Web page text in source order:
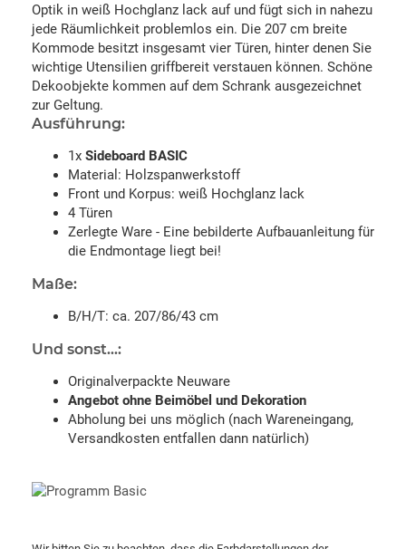
Optik in weiß Hochglanz lack auf und fügt sich in nahezu
jede Räumlichkeit problemlos ein. Die 207 cm breite
Kommode besitzt insgesamt vier Türen, hinter denen Sie
wichtige Utensilien griffbereit verstauen können. Schöne
Dekoobjekte kommen auf dem Schrank ausgezeichnet
zur Geltung.
Ausführung:
1x Sideboard BASIC
Material: Holzspanwerkstoff
Front und Korpus: weiß Hochglanz lack
4 Türen
Zerlegte Ware - Eine bebilderte Aufbauanleitung für
die Endmontage liegt bei!
Maße:
B/H/T: ca. 207/86/43 cm
Und sonst...:
Originalverpackte Neuware
Angebot ohne Beimöbel und Dekoration
Abholung bei uns möglich (nach Wareneingang,
Versandkosten entfallen dann natürlich)